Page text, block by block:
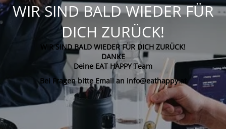
WIR SIND BALD WIEDER FÜR
DICH ZURÜCK!
WIR SIND BALD WIEDER FÜR DICH ZURÜCK!
DANKE
Deine EAT HAPPY Team
Bei Fragen bitte Email an info@eathappy.at